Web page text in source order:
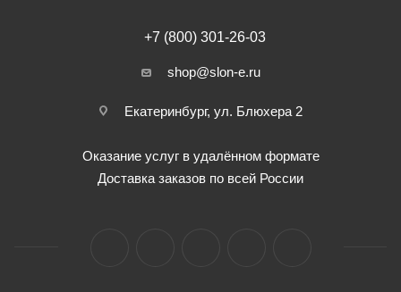
+7 (800) 301-26-03
shop@slon-e.ru
Екатеринбург, ул. Блюхера 2
Оказание услуг в удалённом формате
Доставка заказов по всей России